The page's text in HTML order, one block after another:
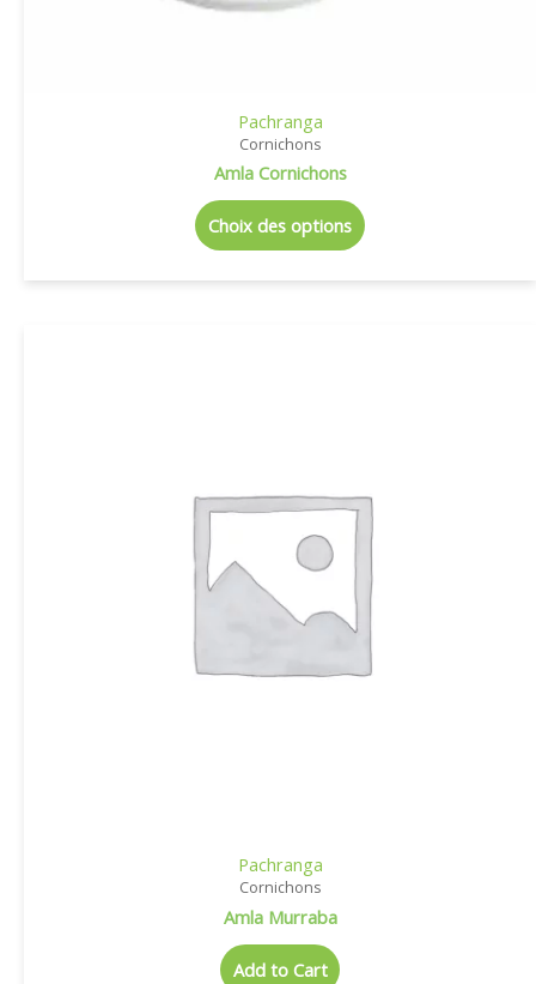
Pachranga
Cornichons
Amla Cornichons
Choix des options
Pachranga
Cornichons
Amla Murraba
Add to Cart